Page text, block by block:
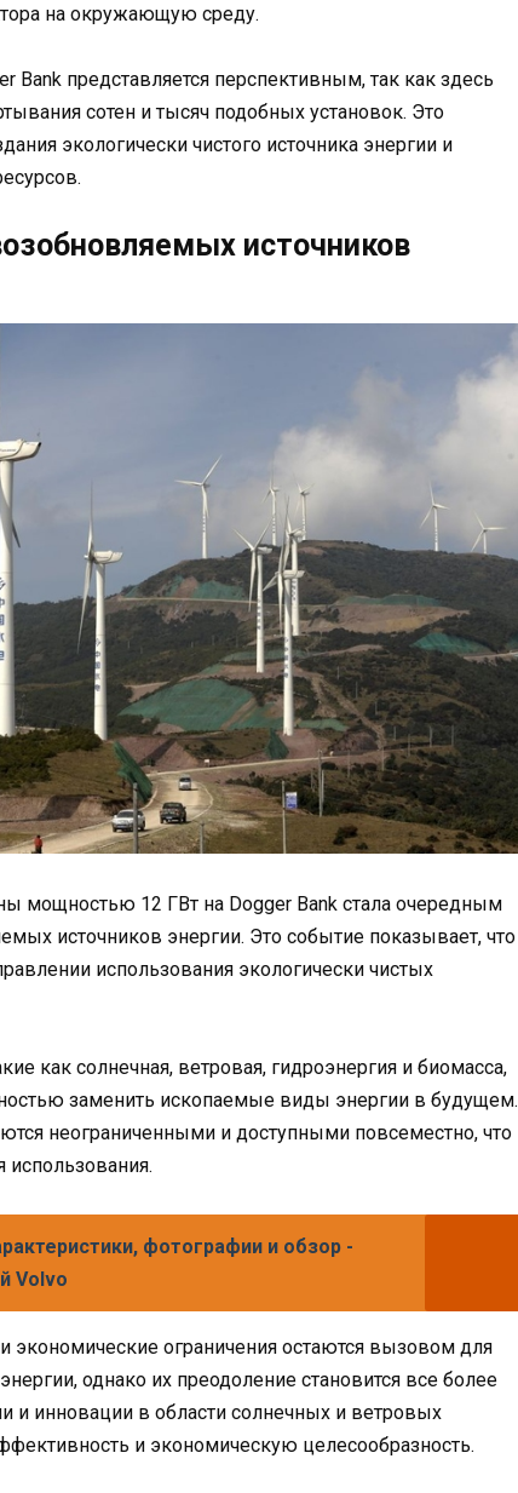
на окружающую среду.
Bank представляется перспективным, так как здесь
сотен и тысяч подобных установок. Это
экологически чистого источника энергии и
источников
мощностью 12 ГВт на Dogger Bank стала очередным
источников энергии. Это событие показывает, что
использования экологически чистых
как солнечная, ветровая, гидроэнергия и биомасса,
заменить ископаемые виды энергии в будущем.
неограниченными и доступными повсеместно, что
использования.
фотографии и обзор -
Volvo
ограничения остаются вызовом для
однако их преодоление становится все более
и инновации в области солнечных и ветровых
и экономическую целесообразность.